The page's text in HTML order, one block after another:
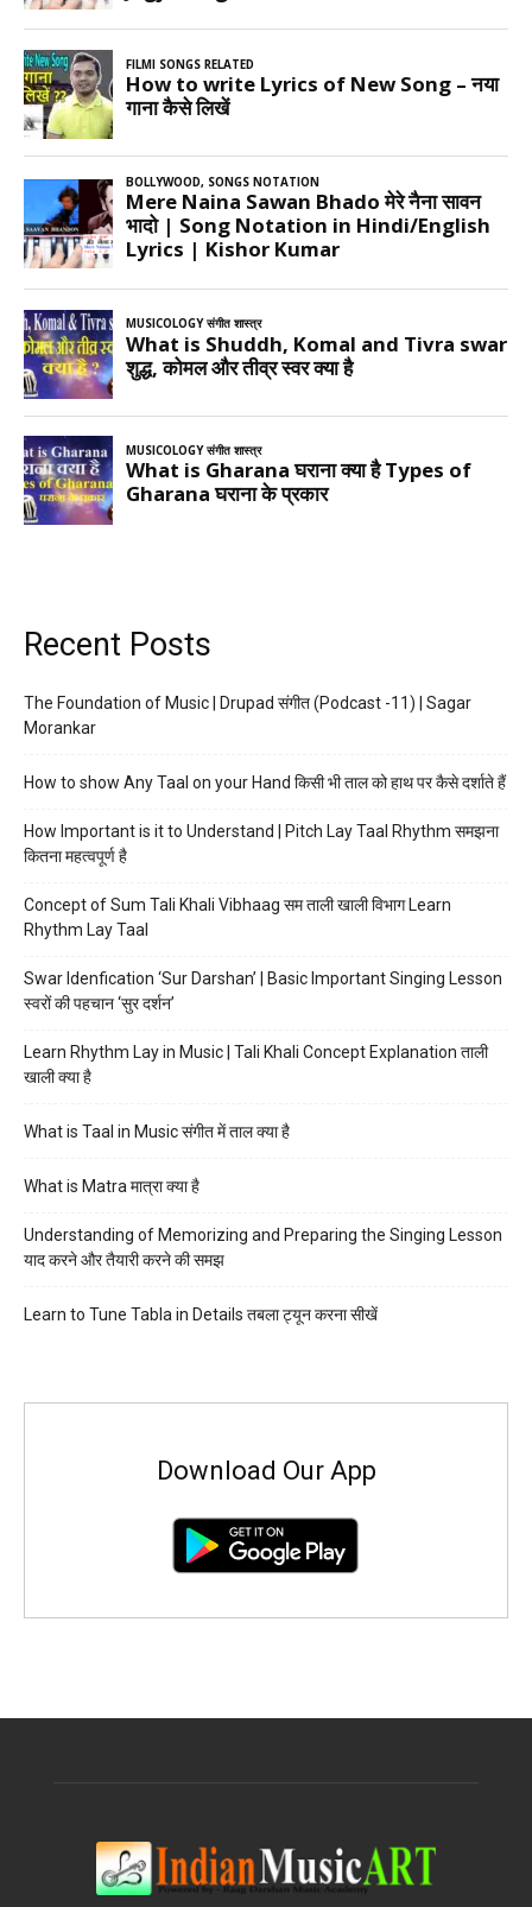
Recent Posts
The Foundation of Music | Drupad संगीत (Podcast -11) | Sagar
Morankar
How to show Any Taal on your Hand किसी भी ताल को हाथ पर कैसे दर्शाते हैं
How Important is it to Understand | Pitch Lay Taal Rhythm समझना
कितना महत्वपूर्ण है
Concept of Sum Tali Khali Vibhaag सम ताली खाली विभाग Learn
Rhythm Lay Taal
Swar Idenfication ‘Sur Darshan’ | Basic Important Singing Lesson
स्वरों की पहचान ‘सुर दर्शन’
Learn Rhythm Lay in Music | Tali Khali Concept Explanation ताली
खाली क्या है
What is Taal in Music संगीत में ताल क्या है
What is Matra मात्रा क्या है
Understanding of Memorizing and Preparing the Singing Lesson
याद करने और तैयारी करने की समझ
Learn to Tune Tabla in Details तबला ट्यून करना सीखें
Download Our App